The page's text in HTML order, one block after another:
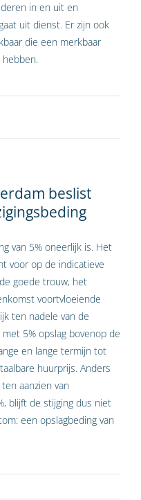
in en uit en
uit dienst. Er zijn ook
die een merkbaar
beslist
van 5% oneerlijk is. Het
voor op de indicatieve
goede trouw, het
voortvloeiende
ten nadele van de
5% opslag bovenop de
en lange termijn tot
huurprijs. Anders
aanzien van
blijft de stijging dus niet
een opslagbeding van